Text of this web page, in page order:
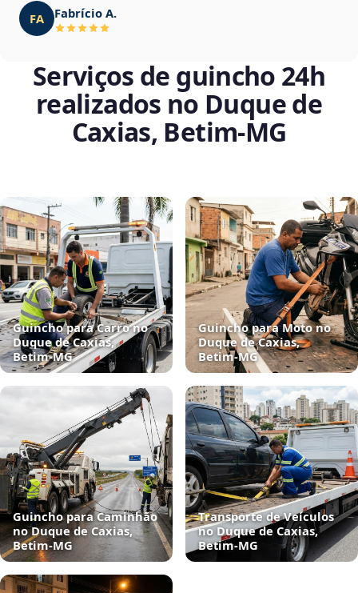
FA Fabrício A.
Serviços de guincho 24h
realizados no Duque de
Caxias, Betim‑MG
Guincho para Carro no
Duque de Caxias,
Betim‑MG
Guincho para Moto no
Duque de Caxias,
Betim‑MG
Guincho para Caminhão
no Duque de Caxias,
Betim‑MG
Transporte de Veículos
no Duque de Caxias,
Betim‑MG